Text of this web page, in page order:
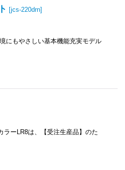
[jcs-220drn]
にもやさしい基本機能充実モデル
ラーLR8は、【受注生産品】のた